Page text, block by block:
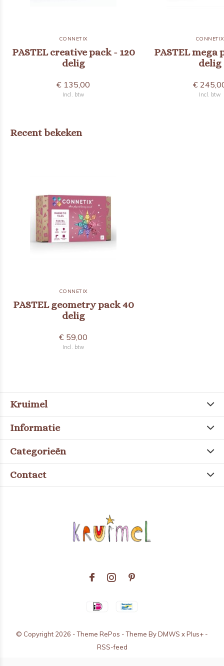
CONNETIX
PASTEL creative pack - 120
delig
€ 135,00
Incl. btw
CONNETIX
PASTEL mega
delig
€
Incl. btw
Recent bekeken
CONNETIX
PASTEL geometry pack 40
delig
€ 59,00
Incl. btw
Kruimel
Informatie
Categorieën
Contact
© Copyright 2026 - Theme RePos - Theme ByDMWS xPlus+ -
RSS-feed